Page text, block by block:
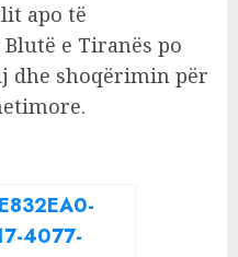
apo të
e Tiranës po
dhe shoqërimin për